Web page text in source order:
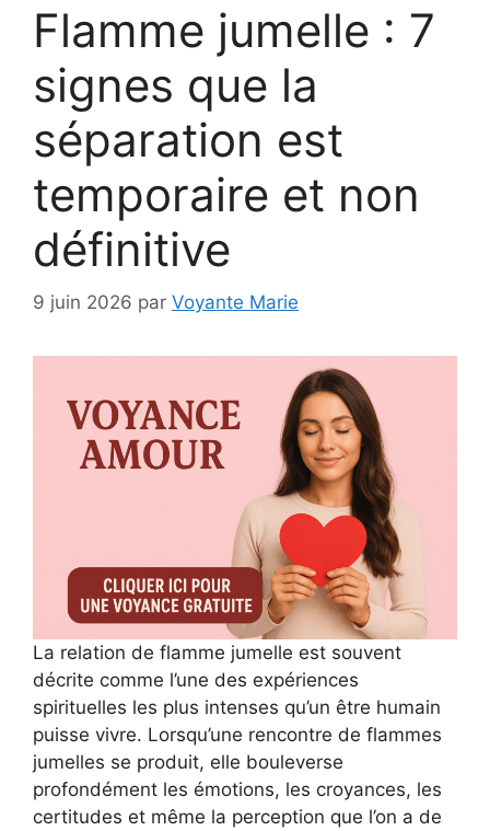
Flamme jumelle : 7
signes que la
séparation est
temporaire et non
définitive
9 juin 2026 par Voyante Marie
La relation de flamme jumelle est souvent
décrite comme l’une des expériences
spirituelles les plus intenses qu’un être humain
puisse vivre. Lorsqu’une rencontre de flammes
jumelles se produit, elle bouleverse
profondément les émotions, les croyances, les
certitudes et même la perception que l’on a de